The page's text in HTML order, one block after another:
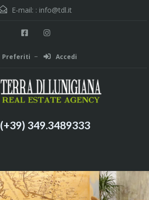
E-mail: : info@tdl.it
Preferiti Accedi
(+39) 349.3489333